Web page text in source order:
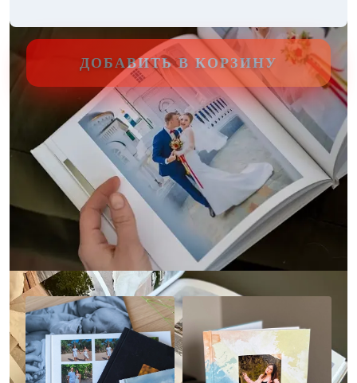
ДОБАВИТЬ В КОРЗИНУ
Другие стили фотокниг